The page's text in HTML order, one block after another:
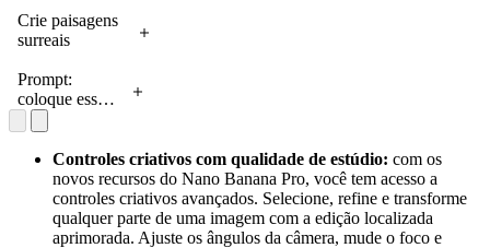
semelhança
com as
forma
dramática.
renderização
vetorial
logotipos em
preto sobre
um fundo
branco.
estética de
impressão retrô.
pudesse
atirar
feita de
madeira
marmota.
personagens,
em uma
complexa.
Prompt:
plano médio
dos 14
personagens
fofinhos
sentados lado
a lado em um
sofá de
vários
elementos.
combine estas
imagens em
uma imagem
cinematográfica
organizada
adequadamente
no formato
16:9 e mude o
vestido do
Crie paisagens
surreais
vários
elementos de
entrada.
Prompt:
combine estas
imagens em
uma imagem
cinematográfica
organizada de
Prompt:
coloque essas
cinco pessoas
e este cachorro
em uma única
imagem. Eles
devem caber
em uma foto
impressionante
Controles criativos com qualidade de estúdio: com os
novos recursos do Nano Banana Pro, você tem acesso a
controles criativos avançados. Selecione, refine e transforme
qualquer parte de uma imagem com a edição localizada
aprimorada. Ajuste os ângulos da câmera, mude o foco e